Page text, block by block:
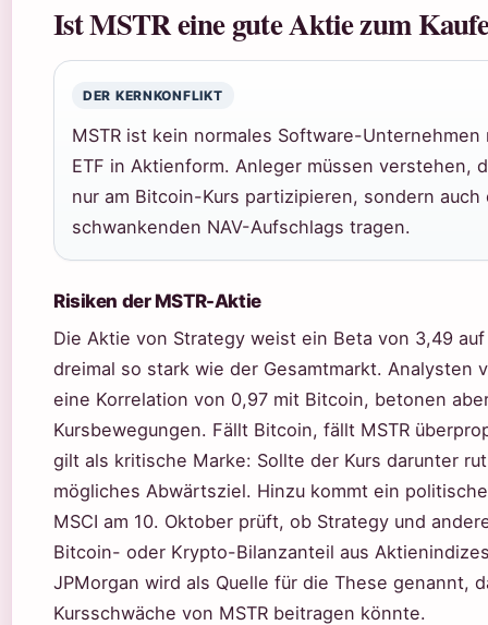
Ist MSTR eine gute Aktie zum
DER KERNKONFLIKT
MSTR ist kein normales Software-
ETF in Aktienform. Anleger müssen verstehen,
nur am Bitcoin-Kurs partizipieren, sondern
schwankenden NAV-Aufschlags tragen.
Risiken der MSTR-Aktie
Die Aktie von Strategy weist ein Beta von 3,49
dreimal so stark wie der Gesamtmarkt. Analysten
eine Korrelation von 0,97 mit Bitcoin, betonen
Kursbewegungen. Fällt Bitcoin, fällt MSTR
gilt als kritische Marke: Sollte der Kurs darunter
mögliches Abwärtsziel. Hinzu kommt ein
MSCI am 10. Oktober prüft, ob Strategy und
Bitcoin- oder Krypto-Bilanzanteil aus
JPMorgan wird als Quelle für die These genannt,
Kursschwäche von MSTR beitragen könnte.